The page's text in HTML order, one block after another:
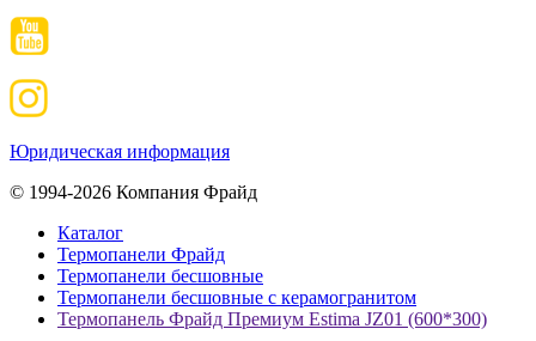
Юридическая информация
© 1994-2026 Компания Фрайд
Каталог
Термопанели Фрайд
Термопанели бесшовные
Термопанели бесшовные с керамогранитом
Термопанель Фрайд Премиум Estima JZ01 (600*300)